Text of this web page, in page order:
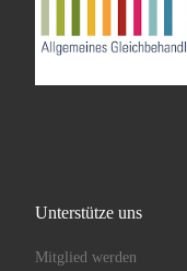
Unterstütze uns
Mitglied werden